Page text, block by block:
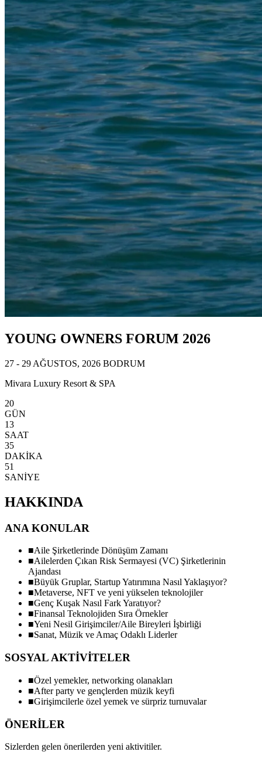
YOUNG OWNERS FORUM 2026
27 - 29 AĞUSTOS, 2026 BODRUM
Mivara Luxury Resort & SPA
20
GÜN
13
SAAT
35
DAKİKA
48
SANİYE
HAKKINDA
ANA KONULAR
■Aile Şirketlerinde Dönüşüm Zamanı
■Ailelerden Çıkan Risk Sermayesi (VC) Şirketlerinin
Ajandası
■Büyük Gruplar, Startup Yatırımına Nasıl Yaklaşıyor?
■Metaverse, NFT ve yeni yükselen teknolojiler
■Genç Kuşak Nasıl Fark Yaratıyor?
■Finansal Teknolojiden Sıra Örnekler
■Yeni Nesil Girişimciler/Aile Bireyleri İşbirliği
■Sanat, Müzik ve Amaç Odaklı Liderler
SOSYAL AKTİVİTELER
■Özel yemekler, networking olanakları
■After party ve gençlerden müzik keyfi
■Girişimcilerle özel yemek ve sürpriz turnuvalar
ÖNERİLER
Sizlerden gelen önerilerden yeni aktivitiler.